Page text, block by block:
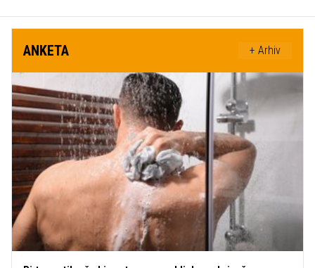
ANKETA + Arhiv